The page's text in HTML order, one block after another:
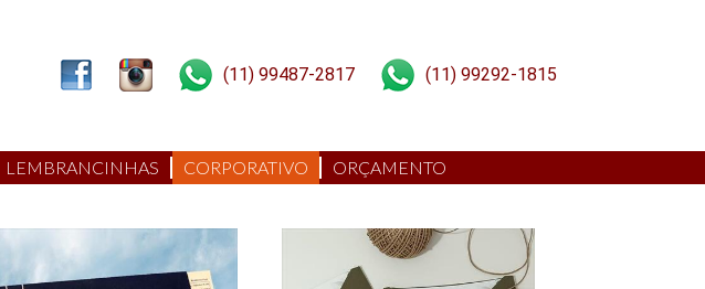
(11) 99487-2817 (11) 99292-1815
LEMBRANCINHAS CORPORATIVO ORÇAMENTO